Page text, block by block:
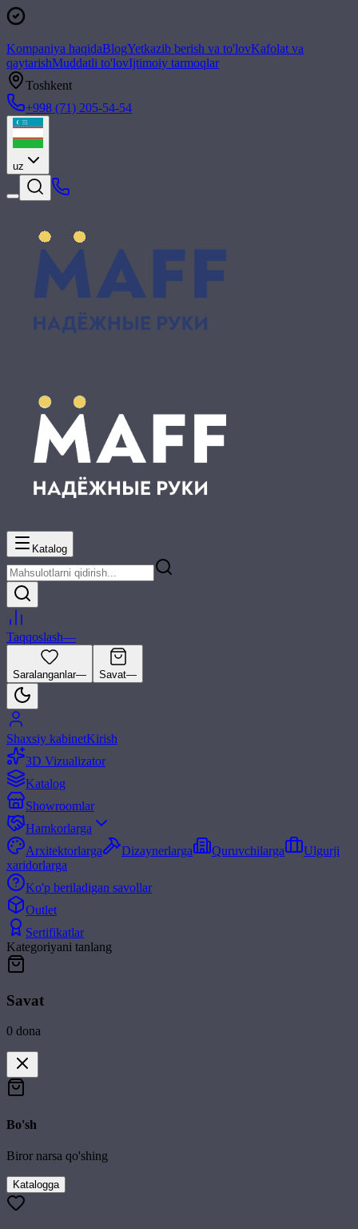
Kompaniya haqidaBlogYetkazib berish va to'lovKafolat va
qaytarishMuddatli to'lovIjtimoiy tarmoqlar
Toshkent
+998 (71) 205-54-54
uz
Katalog
Taqqoslash—
Saralanganlar— Savat—
Shaxsiy kabinetKirish
3D Vizualizator
Katalog
Showroomlar
Hamkorlarga
Arxitektorlarga
Dizaynerlarga Quruvchilarga
Ulgurji
xaridorlarga
Ko'p beriladigan savollar
Outlet
Sertifikatlar
Kategoriyani tanlang
Savat
0 dona
Bo'sh
Biror narsa qo'shing
Katalogga